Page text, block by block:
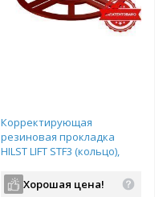
Корректирующая
резиновая прокладка
HILST LIFT STF3 (кольцо),
Хорошая цена!